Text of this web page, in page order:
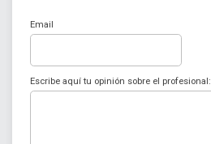
Email
Escribe aquí tu opinión sobre el profesional: